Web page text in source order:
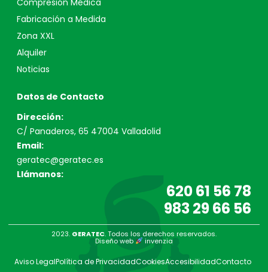
Compresión Médica
Fabricación a Medida
Zona XXL
Alquiler
Noticias
Datos de Contacto
Dirección:
C/ Panaderos, 65 47004 Valladolid
Email:
geratec@geratec.es
Llámanos:
620 61 56 78
983 29 66 56
2023. GERATEC. Todos los derechos reservados.
Diseño web invenzia
Aviso LegalPolítica de PrivacidadCookiesAccesibilidadContacto